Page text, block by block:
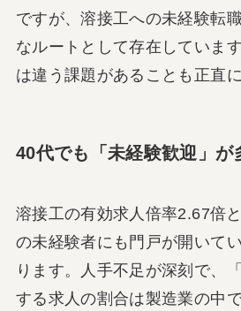
ですが、溶接工への未経験転
なルートとして存在していま
は違う課題があることも正直
40代でも「未経験歓迎」が
溶接工の有効求人倍率2.67倍
の未経験者にも門戸が開いて
ります。人手不足が深刻で、
する求人の割合は製造業の中